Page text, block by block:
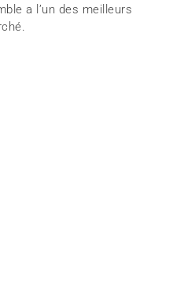
a l’un des meilleurs